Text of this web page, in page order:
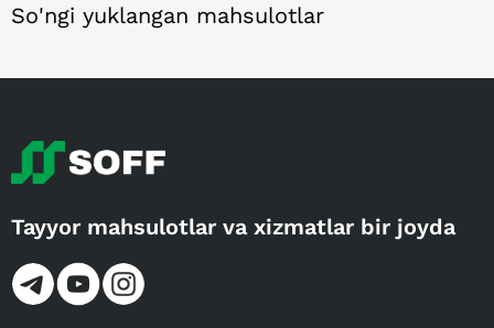
So'ngi yuklangan mahsulotlar
Tayyor mahsulotlar va xizmatlar bir joyda